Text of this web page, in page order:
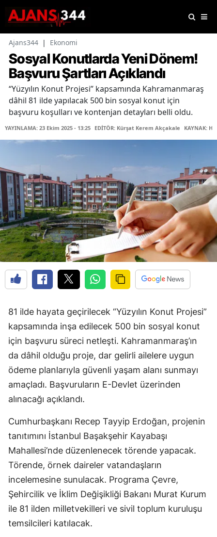
Ajans344 | Ekonomi
Sosyal Konutlarda Yeni Dönem!
Başvuru Şartları Açıklandı
“Yüzyılın Konut Projesi” kapsamında Kahramanmaraş
dâhil 81 ilde yapılacak 500 bin sosyal konut için
başvuru koşulları ve kontenjan detayları belli oldu.
YAYINLAMA: 23 Ekim 2025 - 13:25 EDİTÖR: Kürşat Kerem Akçakale KAYNAK:
81 ilde hayata geçirilecek “Yüzyılın Konut Projesi”
kapsamında inşa edilecek 500 bin sosyal konut
için başvuru süreci netleşti. Kahramanmaraş’ın
da dâhil olduğu proje, dar gelirli ailelere uygun
ödeme planlarıyla güvenli yaşam alanı sunmayı
amaçladı. Başvuruların E-Devlet üzerinden
alınacağı açıklandı.
Cumhurbaşkanı Recep Tayyip Erdoğan, projenin
tanıtımını İstanbul Başakşehir Kayabaşı
Mahallesi’nde düzenlenecek törende yapacak.
Törende, örnek daireler vatandaşların
incelemesine sunulacak. Programa Çevre,
Şehircilik ve İklim Değişikliği Bakanı Murat Kurum
ile 81 ilden milletvekilleri ve sivil toplum kuruluşu
temsilcileri katılacak.